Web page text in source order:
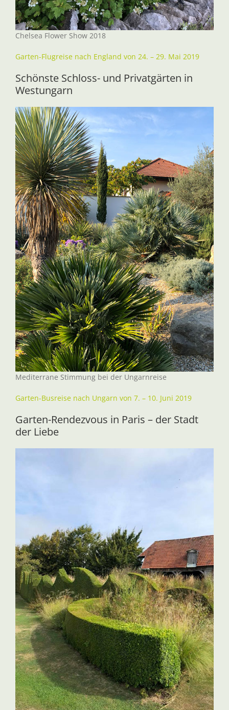
Chelsea Flower Show 2018
Garten-Flugreise nach England von 24. – 29. Mai 2019
Schönste Schloss- und Privatgärten in
Westungarn
Mediterrane Stimmung bei der Ungarnreise
Garten-Busreise nach Ungarn von 7. – 10. Juni 2019
Garten-Rendezvous in Paris – der Stadt
der Liebe